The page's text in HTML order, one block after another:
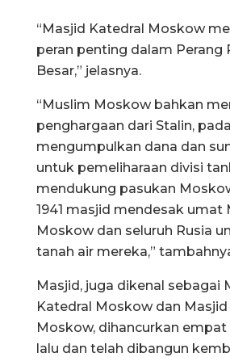
“Masjid Katedral Moskow
peran penting dalam Perang
Besar,” jelasnya.
“Muslim Moskow bahkan
penghargaan dari Stalin,
mengumpulkan dana dan
untuk pemeliharaan divisi
mendukung pasukan
1941 masjid mendesak umat
Moskow dan seluruh Rusia
tanah air mereka,”
Masjid, juga dikenal sebagai
Katedral Moskow dan Masjid
Moskow, dihancurkan empat
lalu dan telah dibangun